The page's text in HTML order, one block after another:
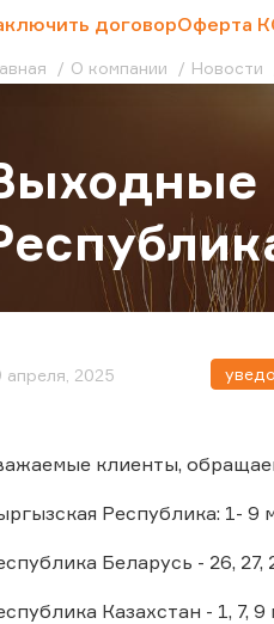
договорОферта
О компании Новости
апреля, 2025
клиенты,
Республика: 1- 9
Беларусь - 26, 27,
Казахстан - 1, 7, 9